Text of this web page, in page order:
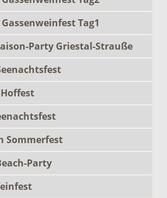
Tag1
Party Griestal-Strauße
Sommerfest
Party